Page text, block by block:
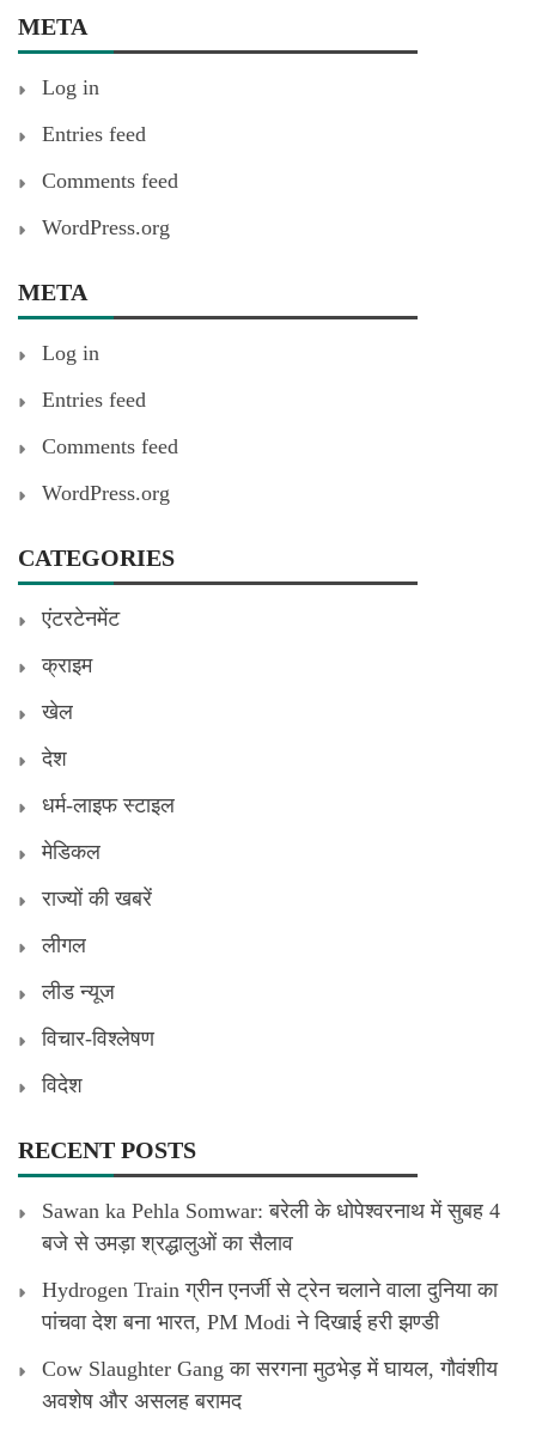
META
Log in
Entries feed
Comments feed
WordPress.org
META
Log in
Entries feed
Comments feed
WordPress.org
CATEGORIES
एंटरटेनमेंट
क्राइम
खेल
देश
धर्म-लाइफ स्टाइल
मेडिकल
राज्यों की खबरें
लीगल
लीड न्यूज
विचार-विश्लेषण
विदेश
RECENT POSTS
Sawan ka Pehla Somwar: बरेली के धोपेश्वरनाथ में सुबह 4
बजे से उमड़ा श्रद्धालुओं का सैलाव
Hydrogen Train ग्रीन एनर्जी से ट्रेन चलाने वाला दुनिया का
पांचवा देश बना भारत, PM Modi ने दिखाई हरी झण्डी
Cow Slaughter Gang का सरगना मुठभेड़ में घायल, गौवंशीय
अवशेष और असलह बरामद